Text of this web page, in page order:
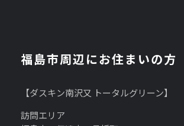
福島市周辺にお住まいの方
【ダスキン南沢又 トータルグリーン】
訪問エリア